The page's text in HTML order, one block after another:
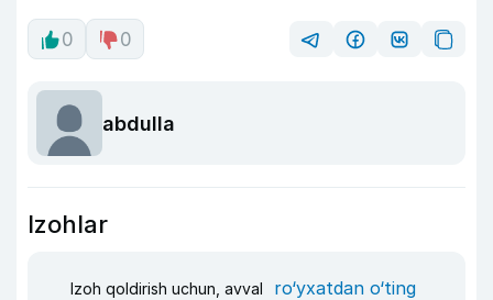
0 0
abdulla
Izohlar
Izoh qoldirish uchun, avval ro‘yxatdan o‘ting